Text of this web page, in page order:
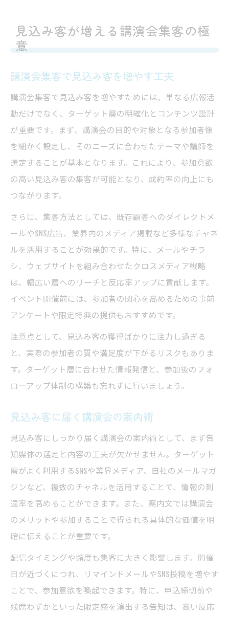
見込み客が増える講演会集客の極
意
講演会集客で見込み客を増やす工夫
講演会集客で見込み客を増やすためには、単なる広報活
動だけでなく、ターゲット層の明確化とコンテンツ設計
が重要です。まず、講演会の目的や対象となる参加者像
を細かく設定し、そのニーズに合わせたテーマや講師を
選定することが基本となります。これにより、参加意欲
の高い見込み客の集客が可能となり、成約率の向上にも
つながります。
さらに、集客方法としては、既存顧客へのダイレクトメ
ールやSNS広告、業界内のメディア掲載など多様なチャネ
ルを活用することが効果的です。特に、メールやチラ
シ、ウェブサイトを組み合わせたクロスメディア戦略
は、幅広い層へのリーチと反応率アップに貢献します。
イベント開催前には、参加者の関心を高めるための事前
アンケートや限定特典の提供もおすすめです。
注意点として、見込み客の獲得ばかりに注力し過ぎる
と、実際の参加者の質や満足度が下がるリスクもありま
す。ターゲット層に合わせた情報発信と、参加後のフォ
ローアップ体制の構築も忘れずに行いましょう。
見込み客に届く講演会の案内術
見込み客にしっかり届く講演会の案内術として、まず告
知媒体の選定と内容の工夫が欠かせません。ターゲット
層がよく利用するSNSや業界メディア、自社のメールマガ
ジンなど、複数のチャネルを活用することで、情報の到
達率を高めることができます。また、案内文では講演会
のメリットや参加することで得られる具体的な価値を明
確に伝えることが重要です。
配信タイミングや頻度も集客に大きく影響します。開催
日が近づくにつれ、リマインドメールやSNS投稿を増やす
ことで、参加意欲を喚起できます。特に、申込締切前や
残席わずかといった限定感を演出する告知は、高い反応